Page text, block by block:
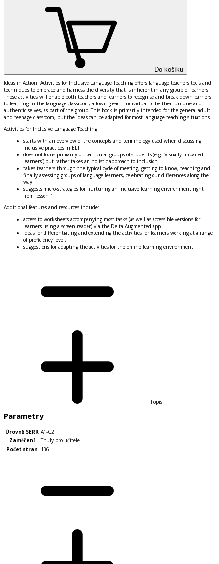
Do košíku
Ideas in Action: Activities for Inclusive Language Teaching offers language teachers tools and
techniques to embrace and harness the diversity that is inherent in any group of learners.
These activities will enable both teachers and learners to recognise and break down barriers
to learning in the language classroom, allowing each individual to be their unique and
authentic selves, as part of the group. This book is primarily intended for the general adult
and teenage classroom, but the ideas can be adapted for most language teaching situations.
Activities for Inclusive Language Teaching:
starts with an overview of the concepts and terminology used when discussing
inclusive practices in ELT
does not focus primarily on particular groups of students (e.g. ‘visually impaired
learners’) but rather takes an holistic approach to inclusion
takes teachers through the typical cycle of meeting, getting to know, teaching and
finally assessing groups of language learners, celebrating our differences along the
way
suggests micro-strategies for nurturing an inclusive learning environment right
from lesson 1
Additional features and resources include:
access to worksheets accompanying most tasks (as well as accessible versions for
learners using a screen reader) via the Delta Augmented app
ideas for differentiating and extending the activities for learners working at a range
of proficiency levels
suggestions for adapting the activities for the online learning environment
Popis
Parametry
Úrovně SERR A1-C2
Zaměření
Tituly pro učitele
Počet stran 136